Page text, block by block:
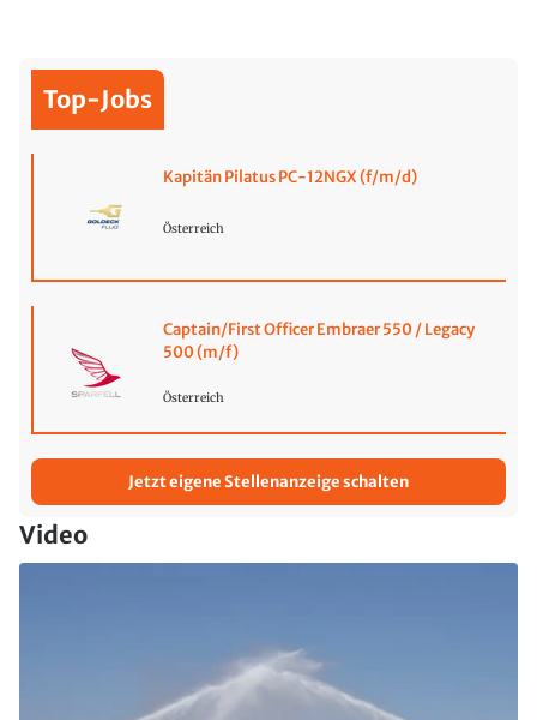
Top-Jobs
Kapitän Pilatus PC-12NGX (f/m/d)
Österreich
Captain/First Officer Embraer 550 / Legacy
500 (m/f)
Österreich
Jetzt eigene Stellenanzeige schalten
Video